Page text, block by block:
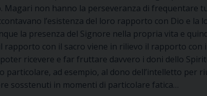
non hanno la perseveranza di frequentare
l’esistenza del loro rapporto con Dio e la
la presenza del Signore nella propria vita e
con il sacro viene in rilievo il rapporto con
ricevere e far fruttare davvero i doni dello
ad esempio, al dono dell’intelletto per
sosstenuti in momenti di particolare fatica…